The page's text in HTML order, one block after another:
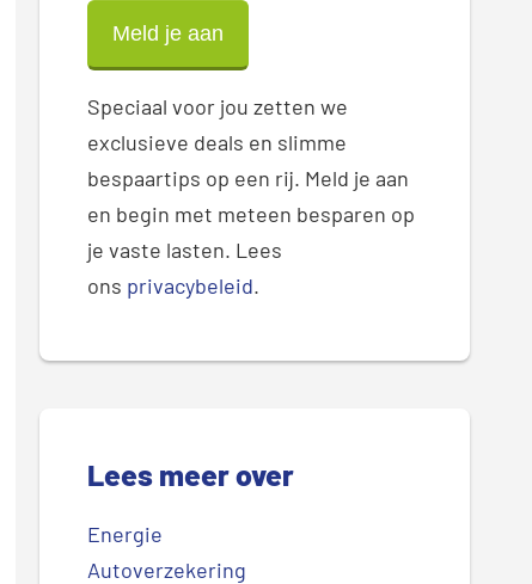
Speciaal voor jou zetten we
exclusieve deals en slimme
bespaartips op een rij. Meld je aan
en begin met meteen besparen op
je vaste lasten. Lees
ons privacybeleid.
Lees meer over
Energie
Autoverzekering